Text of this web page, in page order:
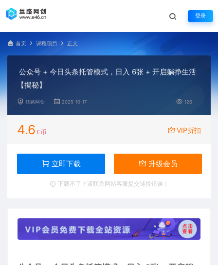
登录
首页 课程项目 正文
公众号 + 今日头条托管模式，日入 6张 + 开启躺挣生活
【揭秘】
丝路网创 2025-10-17 126
4.6 E币 VIP折扣
立即下载 升级会员
下载不了？请联系网站客服提交链接错误！